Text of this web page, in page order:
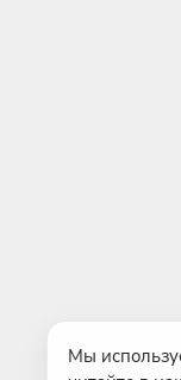
Мы